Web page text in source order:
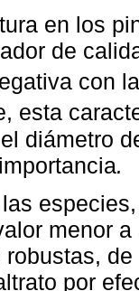
en los
de
con
esta
diámetro
.
menor a
por